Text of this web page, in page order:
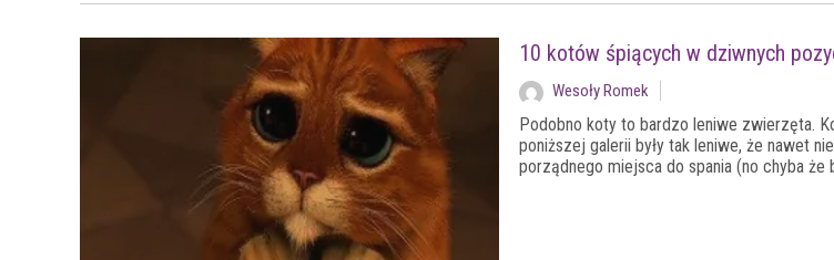
10 kotów śpiących w dziwnych
Wesoły Romek
Podobno koty to bardzo leniwe zwierzęta.
poniższej galerii były tak leniwe, że nawet
porządnego miejsca do spania (no chyba że